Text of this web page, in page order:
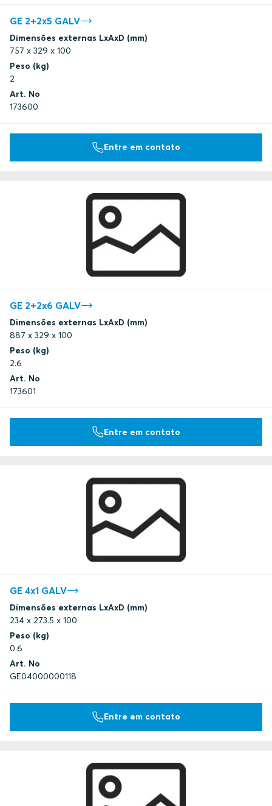
GE 2+2x5 GALV
Dimensões externas LxAxD (mm)
757 x 329 x 100
Peso (kg)
2
Art. No
173600
Entre em contato
GE 2+2x6 GALV
Dimensões externas LxAxD (mm)
887 x 329 x 100
Peso (kg)
2.6
Art. No
173601
Entre em contato
GE 4x1 GALV
Dimensões externas LxAxD (mm)
234 x 273.5 x 100
Peso (kg)
0.6
Art. No
GE04000000118
Entre em contato